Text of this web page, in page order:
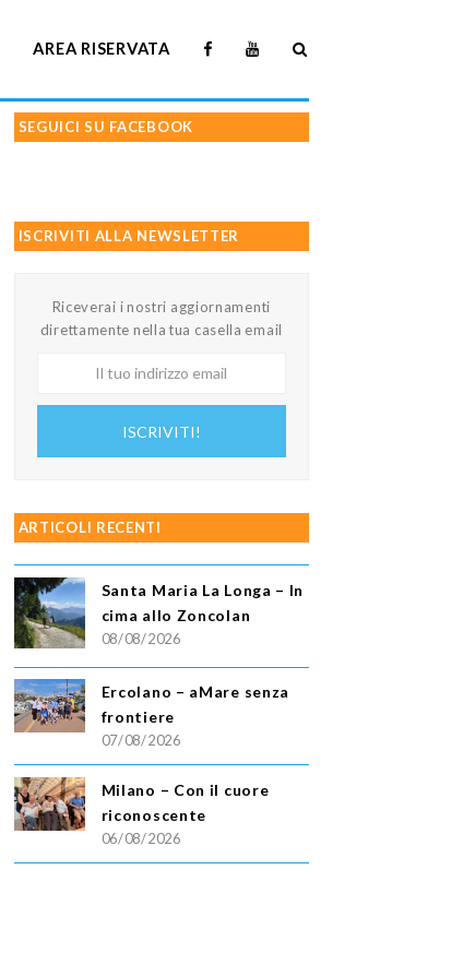
AREA RISERVATA
SEGUICI SU FACEBOOK
ISCRIVITI ALLA NEWSLETTER
Riceverai i nostri aggiornamenti
direttamente nella tua casella email
ISCRIVITI!
ARTICOLI RECENTI
Santa Maria La Longa – In
cima allo Zoncolan
08/08/2026
Ercolano – aMare senza
frontiere
07/08/2026
Milano – Con il cuore
riconoscente
06/08/2026